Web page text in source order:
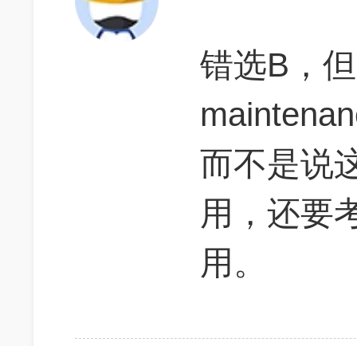
错选B，
而不是说
用，还要
用。